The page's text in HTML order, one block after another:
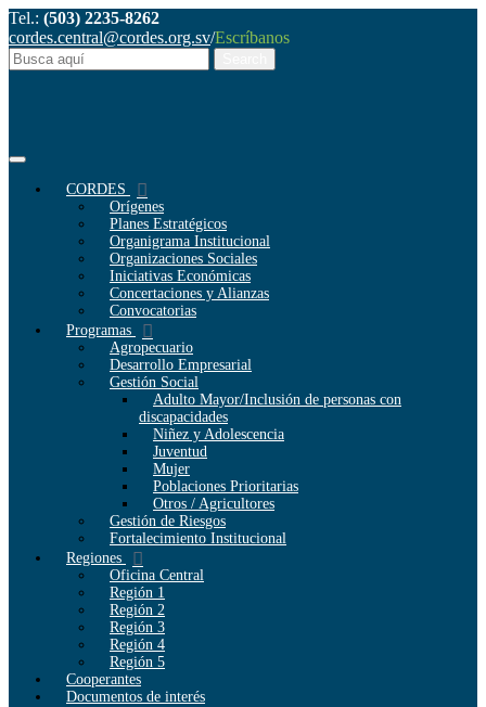
Tel.: (503) 2235-8262
cordes.central@cordes.org.sv/Escríbanos
CORDES
Orígenes
Planes Estratégicos
Organigrama Institucional
Organizaciones Sociales
Iniciativas Económicas
Concertaciones y Alianzas
Convocatorias
Programas
Agropecuario
Desarrollo Empresarial
Gestión Social
Adulto Mayor/Inclusión de personas con
discapacidades
Niñez y Adolescencia
Juventud
Mujer
Poblaciones Prioritarias
Otros / Agricultores
Gestión de Riesgos
Fortalecimiento Institucional
Regiones
Oficina Central
Región 1
Región 2
Región 3
Región 4
Región 5
Cooperantes
Documentos de interés